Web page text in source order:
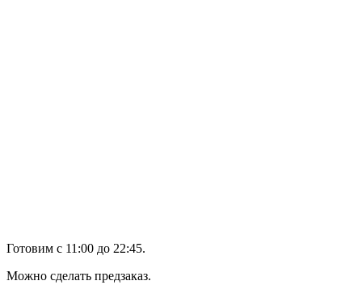
Готовим с 11:00 до 22:45.
Можно сделать предзаказ.